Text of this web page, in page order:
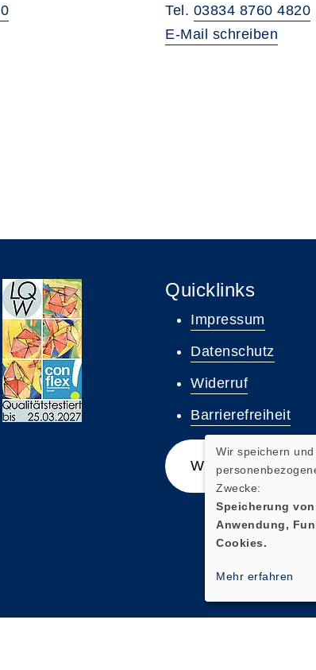
Tel. 03834 8760 4820
E-Mail schreiben
Quicklinks
Impressum
Datenschutz
Widerruf
Barrierefreiheit
Widerrufsformular
Wir speichern
Zwecke:
Speicherung
Anwendung,
Cookies.
Mehr erfahren